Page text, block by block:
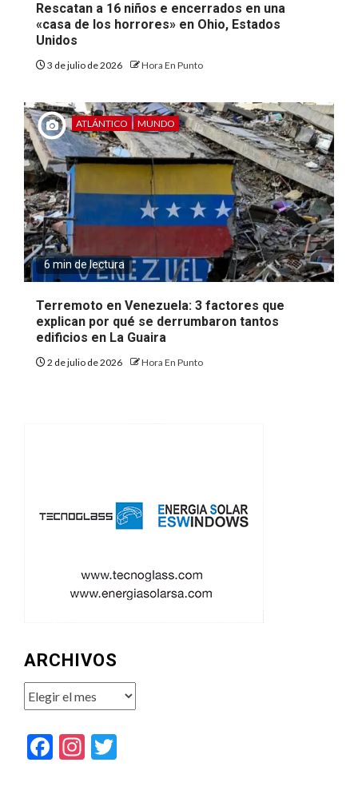
Rescatan a 16 niños e encerrados en una
«casa de los horrores» en Ohio, Estados
Unidos
3 de julio de 2026 Hora En Punto
ATLÁNTICO MUNDO
6 min de lectura
Terremoto en Venezuela: 3 factores que
explican por qué se derrumbaron tantos
edificios en La Guaira
2 de julio de 2026 Hora En Punto
ARCHIVOS
Archivos
Facebook
Instagram